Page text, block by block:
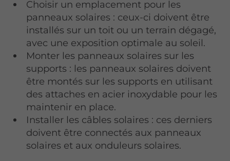
Choisir un emplacement pour les
panneaux solaires : ceux-ci doivent être
installés sur un toit ou un terrain dégagé,
avec une exposition optimale au soleil.
Monter les panneaux solaires sur les
supports : les panneaux solaires doivent
être montés sur les supports en utilisant
des attaches en acier inoxydable pour les
maintenir en place.
Installer les câbles solaires : ces derniers
doivent être connectés aux panneaux
solaires et aux onduleurs solaires.